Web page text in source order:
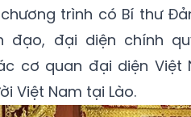
trình có Bí thư
đạo, đại diện chính
cơ quan đại diện
Việt Nam tại Lào.